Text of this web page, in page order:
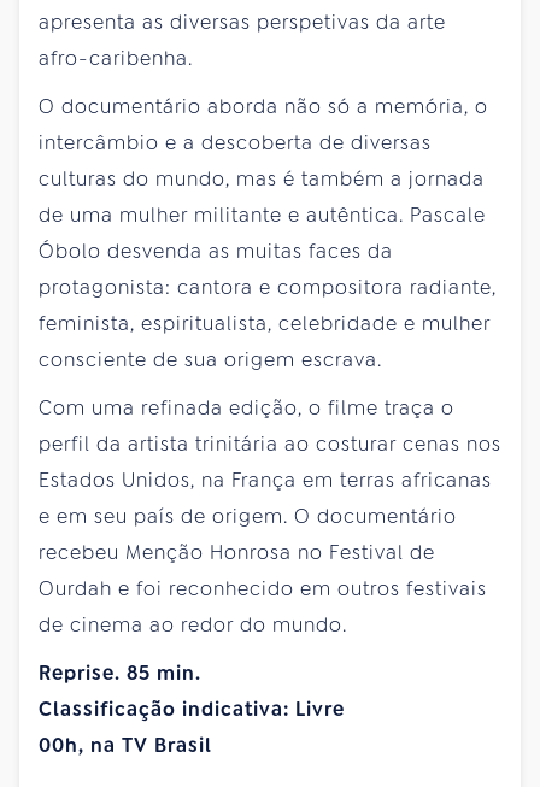
apresenta as diversas perspetivas da arte
afro-caribenha.
O documentário aborda não só a memória, o
intercâmbio e a descoberta de diversas
culturas do mundo, mas é também a jornada
de uma mulher militante e autêntica. Pascale
Óbolo desvenda as muitas faces da
protagonista: cantora e compositora radiante,
feminista, espiritualista, celebridade e mulher
consciente de sua origem escrava.
Com uma refinada edição, o filme traça o
perfil da artista trinitária ao costurar cenas nos
Estados Unidos, na França em terras africanas
e em seu país de origem. O documentário
recebeu Menção Honrosa no Festival de
Ourdah e foi reconhecido em outros festivais
de cinema ao redor do mundo.
Reprise. 85 min.
Classificação indicativa: Livre
00h, na TV Brasil